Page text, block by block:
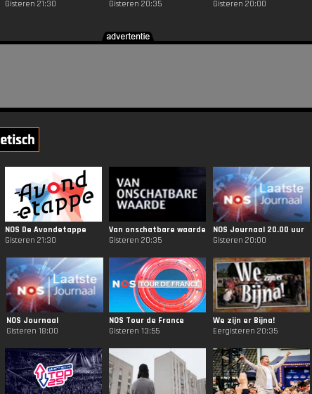
Gisteren 21:30
Gisteren 20:35
Gisteren 20:00
NOS De Avondetappe
Gisteren 21:30
Van onschatbare waarde
Gisteren 20:35
NOS Journaal 20.00 uur
Gisteren 20:00
NOS Journaal
Gisteren 18:00
NOS Tour de France
Gisteren 13:55
We zijn er Bijna!
Eergisteren 20:35